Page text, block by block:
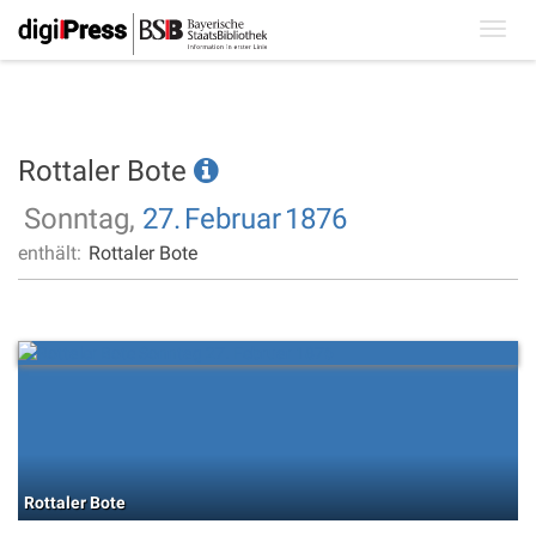
Rottaler Bote
Sonntag, 27. Februar1876
enthält: Rottaler Bote
Rottaler Bote